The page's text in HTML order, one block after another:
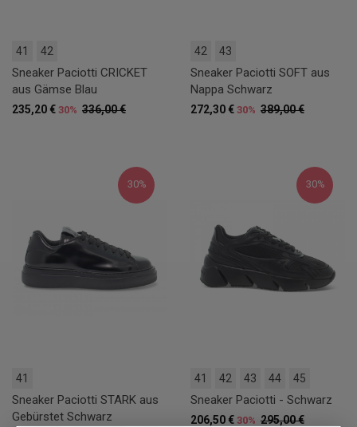
41 42
Sneaker Paciotti CRICKET
aus Gämse Blau
336,00 €
235,20 € 30%
42 43
Sneaker Paciotti SOFT aus
Nappa Schwarz
389,00 €
272,30 € 30%
30%
41
Sneaker Paciotti STARK aus
Gebürstet Schwarz
30%
41 42 43 44 45
Sneaker Paciotti - Schwarz
295,00 €
206,50 € 30%